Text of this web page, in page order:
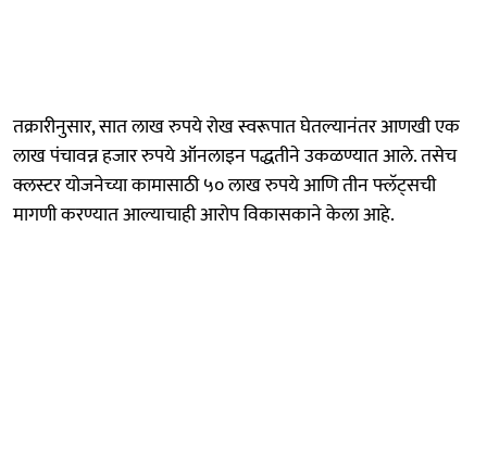
तक्रारीनुसार, सात लाख रुपये रोख स्वरूपात घेतल्यानंतर आणखी एक
लाख पंचावन्न हजार रुपये ऑनलाइन पद्धतीने उकळण्यात आले. तसेच
क्लस्टर योजनेच्या कामासाठी ५० लाख रुपये आणि तीन फ्लॅट्सची
मागणी करण्यात आल्याचाही आरोप विकासकाने केला आहे.